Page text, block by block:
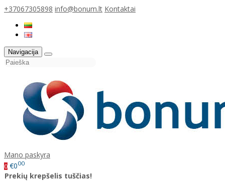
+37067305898 info@bonum.lt Kontaktai
Navigacija
Mano paskyra
0 €000
Prekių krepšelis tuščias!